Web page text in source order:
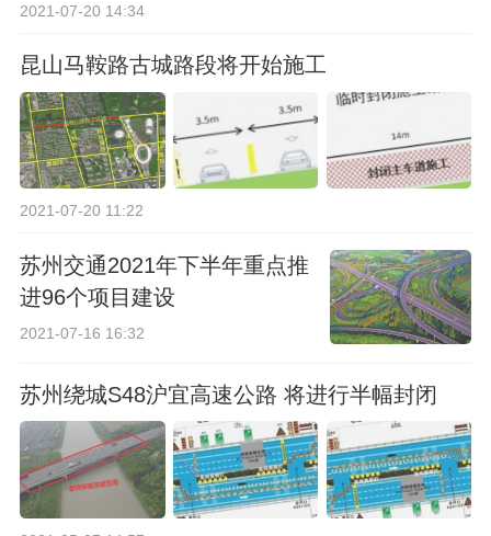
2021-07-20 14:34
昆山马鞍路古城路段将开始施工
2021-07-20 11:22
苏州交通2021年下半年重点推
进96个项目建设
2021-07-16 16:32
苏州绕城S48沪宜高速公路 将进行半幅封闭